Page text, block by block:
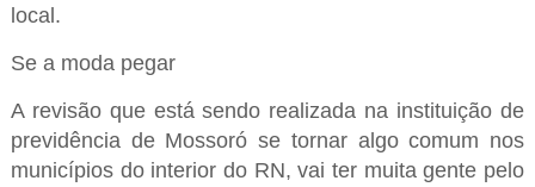
local.
Se a moda pegar
A revisão que está sendo realizada na instituição de
previdência de Mossoró se tornar algo comum nos
municípios do interior do RN, vai ter muita gente pelo